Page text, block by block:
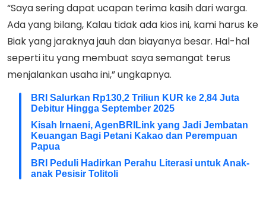
“Saya sering dapat ucapan terima kasih dari warga.
Ada yang bilang, Kalau tidak ada kios ini, kami harus ke
Biak yang jaraknya jauh dan biayanya besar. Hal-hal
seperti itu yang membuat saya semangat terus
menjalankan usaha ini,” ungkapnya.
BRI Salurkan Rp130,2 Triliun KUR ke 2,84 Juta
Debitur Hingga September 2025
Kisah Irnaeni, AgenBRILink yang Jadi Jembatan
Keuangan Bagi Petani Kakao dan Perempuan
Papua
BRI Peduli Hadirkan Perahu Literasi untuk Anak-
anak Pesisir Tolitoli